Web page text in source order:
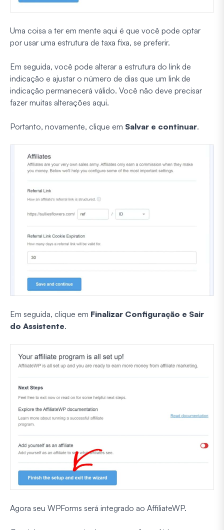
Uma coisa a ter em mente aqui é que você pode optar
por usar uma estrutura de taxa fixa, se preferir.
Em seguida, você pode alterar a estrutura do link de
indicação e ajustar o número de dias que um link de
indicação permanecerá válido. Você não deve precisar
fazer muitas alterações aqui.
Portanto, novamente, clique em Salvar e continuar.
Em seguida, clique em Finalizar Configuração e Sair
do Assistente.
Agora seu WPForms será integrado ao AffiliateWP.